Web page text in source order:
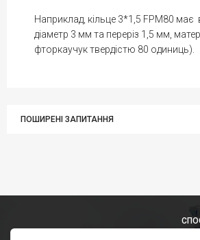
Наприклад, кільце 3*1,5 FPM80 має
діаметр 3 мм та переріз 1,5 мм,
фторкаучук твердістю 80 одиниць).
ПОШИРЕНІ ЗАПИТАННЯ